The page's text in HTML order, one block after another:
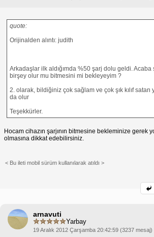
quote:
Orijinalden alıntı: judith
Arkadaşlar ilk aldığımda %50 şarj dolu geldi.
birşey olur mu bitmesini mi bekleyeyim ?
2. olarak, bildiğiniz çok sağlam ve çok şık kılıf satan
da olur
Teşekkürler.
Hocam cihazın şarjının bitmesine bekleminize gerek
olmasına dikkat edebilirsiniz.
< Bu ileti mobil sürüm kullanılarak atıldı >
arnavuti
Yarbay
19 Aralık 2012 Çarşamba 20:42:59 (3237 mesaj)